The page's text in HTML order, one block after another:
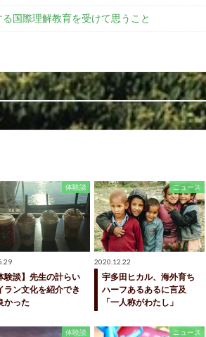
国際理解教育を受けて思うこと
体験談
験談】先生の計らい
ラン文化を紹介でき
かった
ニュース
2020.12.22
宇多田ヒカル、海外育ち
ハーフあるあるに言及
「一人称がわたし」
体験談 ニュース